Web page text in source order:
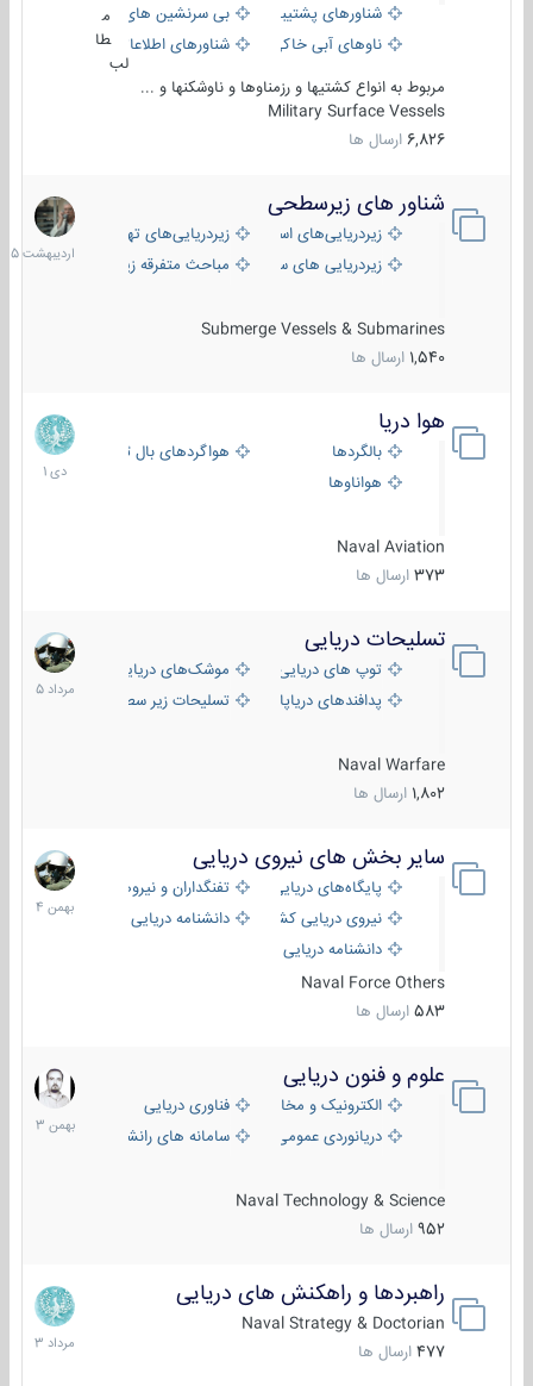
شناورهای پشتیبانی
بی سرنشین های دریایی
ناوهای آبی خاکی و نیروبرشناورهای اطلاعاتی و جاسوسی
طا
لب
مربوط به انواع کشتیها و رزمناوها و ناوشکنها و ...
Military Surface Vessels
6,826 ارسال ها
شناور های زیرسطحی
زیردریایی‌های استراتژیکزیردریایی‌های تهاجمی
زیردریایی های سبک
مباحث متفرقه زیرسطحی
Submerge Vessels & Submarines
1,540 ارسال ها
31
1405
هوا دریا
بالگردها
هواگردهای بال ثابت
هواناوها
Naval Aviation
373 ارسال ها
12
دی
1401
تسلیحات دریایی
توپ های دریایی
موشک‌های دریایی
پدافندهای دریاپایه
تسلیحات زیر سطحی
Naval Warfare
1,802 ارسال ها
2
مرداد
1405
سایر بخش های نیروی دریایی
پایگاه‌های دریایی
تفنگداران و نیروهای ویژه‌ی دریایی
نیروی دریایی کشورهای مختلفدانشنامه دریایی
دانشنامه دریایی کپی
Naval Force Others
583 ارسال ها
22
بهمن
1404
علوم و فنون دریایی
الکترونیک و مخابرات دریاییفناوری دریایی
دریانوردی عمومی
سامانه های رانشی دریایی
Naval Technology & Science
952 ارسال ها
6
بهمن
1403
راهبردها و راهکنش های دریایی
Naval Strategy & Doctorian
477 ارسال ها
2
مرداد
1403